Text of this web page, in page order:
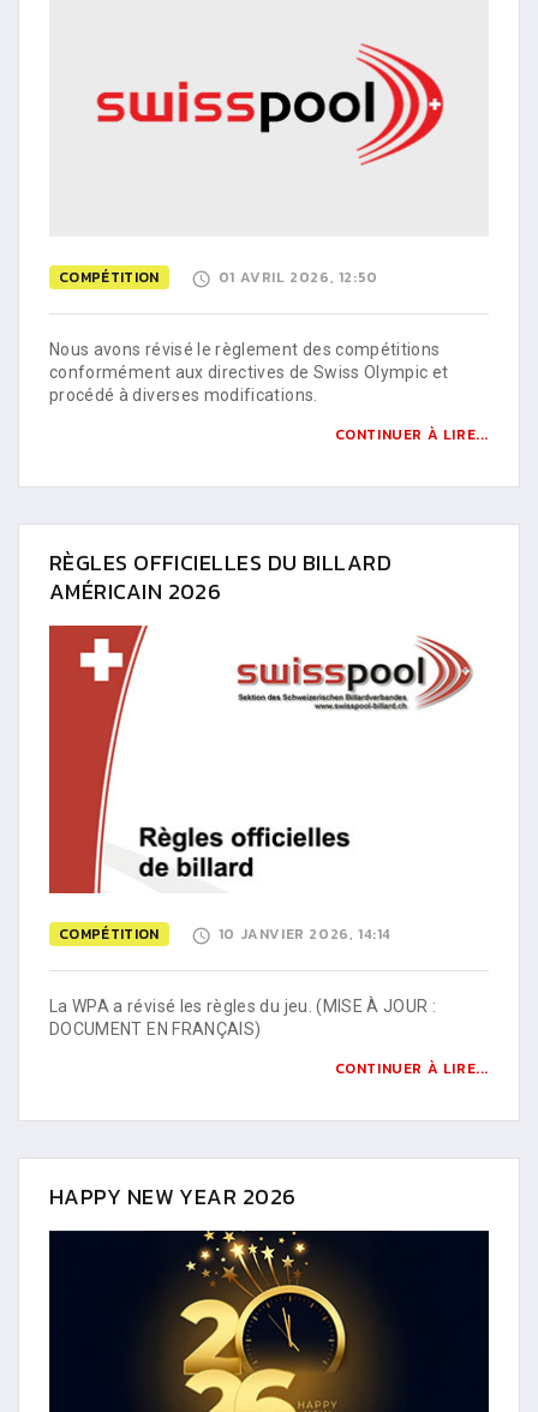
COMPÉTITION 01 AVRIL 2026, 12:50
Nous avons révisé le règlement des compétitions
conformément aux directives de Swiss Olympic et
procédé à diverses modifications.
CONTINUER À LIRE...
RÈGLES OFFICIELLES DU BILLARD
AMÉRICAIN 2026
COMPÉTITION 10 JANVIER 2026, 14:14
La WPA a révisé les règles du jeu. (MISE À JOUR :
DOCUMENT EN FRANÇAIS)
CONTINUER À LIRE...
HAPPY NEW YEAR 2026